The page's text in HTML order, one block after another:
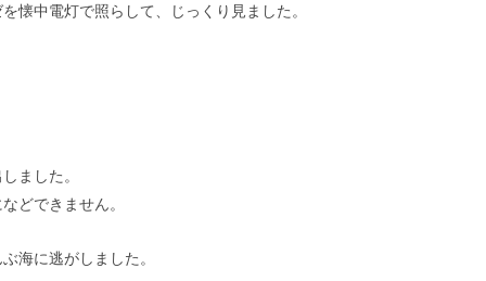
懐中電灯で照らして、じっくり見ました。
ました。
どできません。
海に逃がしました。